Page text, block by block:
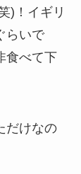
)！イギリ
らいで
食べて下
だけなの